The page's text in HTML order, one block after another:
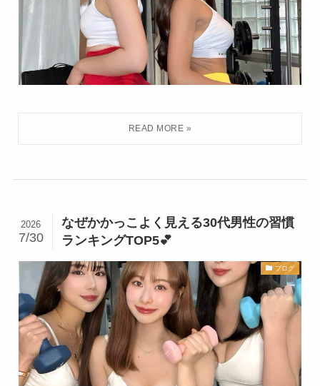
なぜかかっこよく見える30代男性の習慣
ランキングTOP5💕
2026
7/30
ブログ